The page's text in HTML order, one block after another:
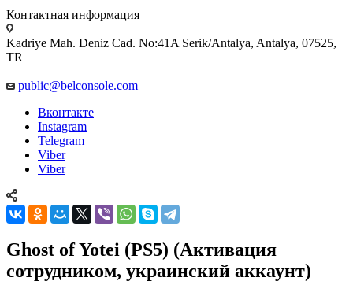
Контактная информация
Kadriye Mah. Deniz Cad. No:41A Serik/Antalya, Antalya, 07525,
TR
public@belconsole.com
Вконтакте
Instagram
Telegram
Viber
Viber
Ghost of Yotei (PS5) (Активация
сотрудником, украинский аккаунт)